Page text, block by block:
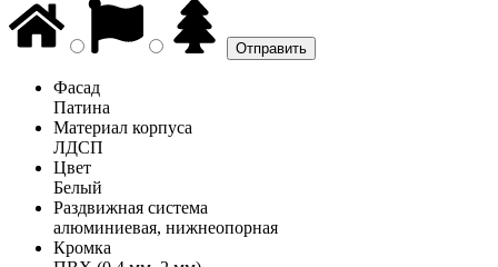
Фасад
Патина
Материал корпуса
ЛДСП
Цвет
Белый
Раздвижная система
алюминиевая, нижнеопорная
Кромка